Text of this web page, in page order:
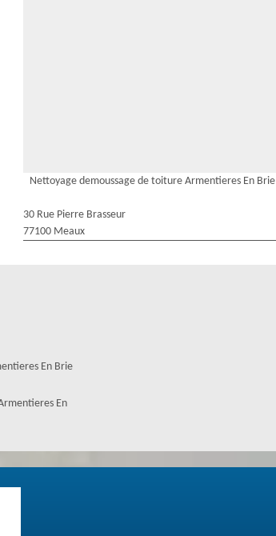
Nettoyage demoussage de toiture Armentieres En Brie
30 Rue Pierre Brasseur
77100 Meaux
En Brie
En